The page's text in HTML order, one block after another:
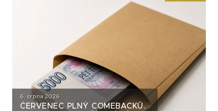
6. srpna 2026
ČERVENEC PLNÝ COMEBACKŮ.